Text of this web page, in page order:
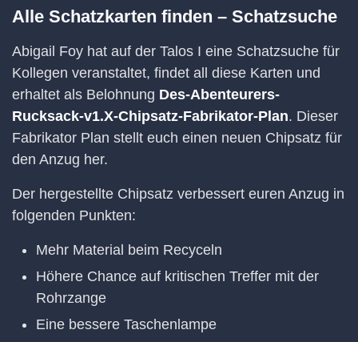
Alle Schatzkarten finden – Schatzsuche
Abigail Foy hat auf der Talos I eine Schatzsuche für
Kollegen veranstaltet, findet all diese Karten und
erhaltet als Belohnung Des-Abenteurers-
Rucksack-v1.X-Chipsatz-Fabrikator-Plan. Dieser
Fabrikator Plan stellt euch einen neuen Chipsatz für
den Anzug her.
Der hergestellte Chipsatz verbessert euren Anzug in
folgenden Punkten:
Mehr Material beim Recyceln
Höhere Chance auf kritischen Treffer mit der
Rohrzange
Eine bessere Taschenlampe